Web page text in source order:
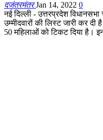
दजंतरमंतरJan 14, 2022 0
नई दिल्ली - उत्तरप्रदेश
उम्मीदवारों की लिस्ट जारी कर दी
50 महिलाओं को टिकट दिया है।